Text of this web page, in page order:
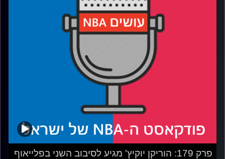
פרק 179: הוריקן יוקיץ' מגיע לסיבוב השני בפלייאוף